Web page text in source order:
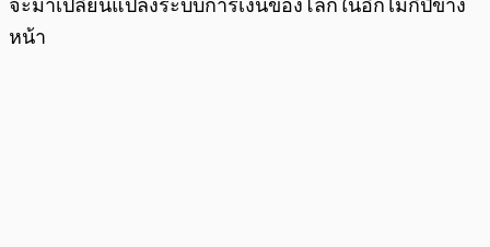
จะมาเปลี่ยนแปลงระบบการเงินของโลกในอีกไม่กี่ปีข้าง
หน้า